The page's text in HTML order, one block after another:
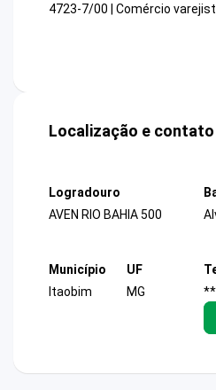
4723-7/00 | Comércio
Localização e
Logradouro
AVEN RIO BAHIA 500
Município
Itaobim
UF
MG